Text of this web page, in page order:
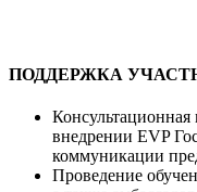
ПОДДЕРЖКА
внедрении EVP
коммуникации
Проведение